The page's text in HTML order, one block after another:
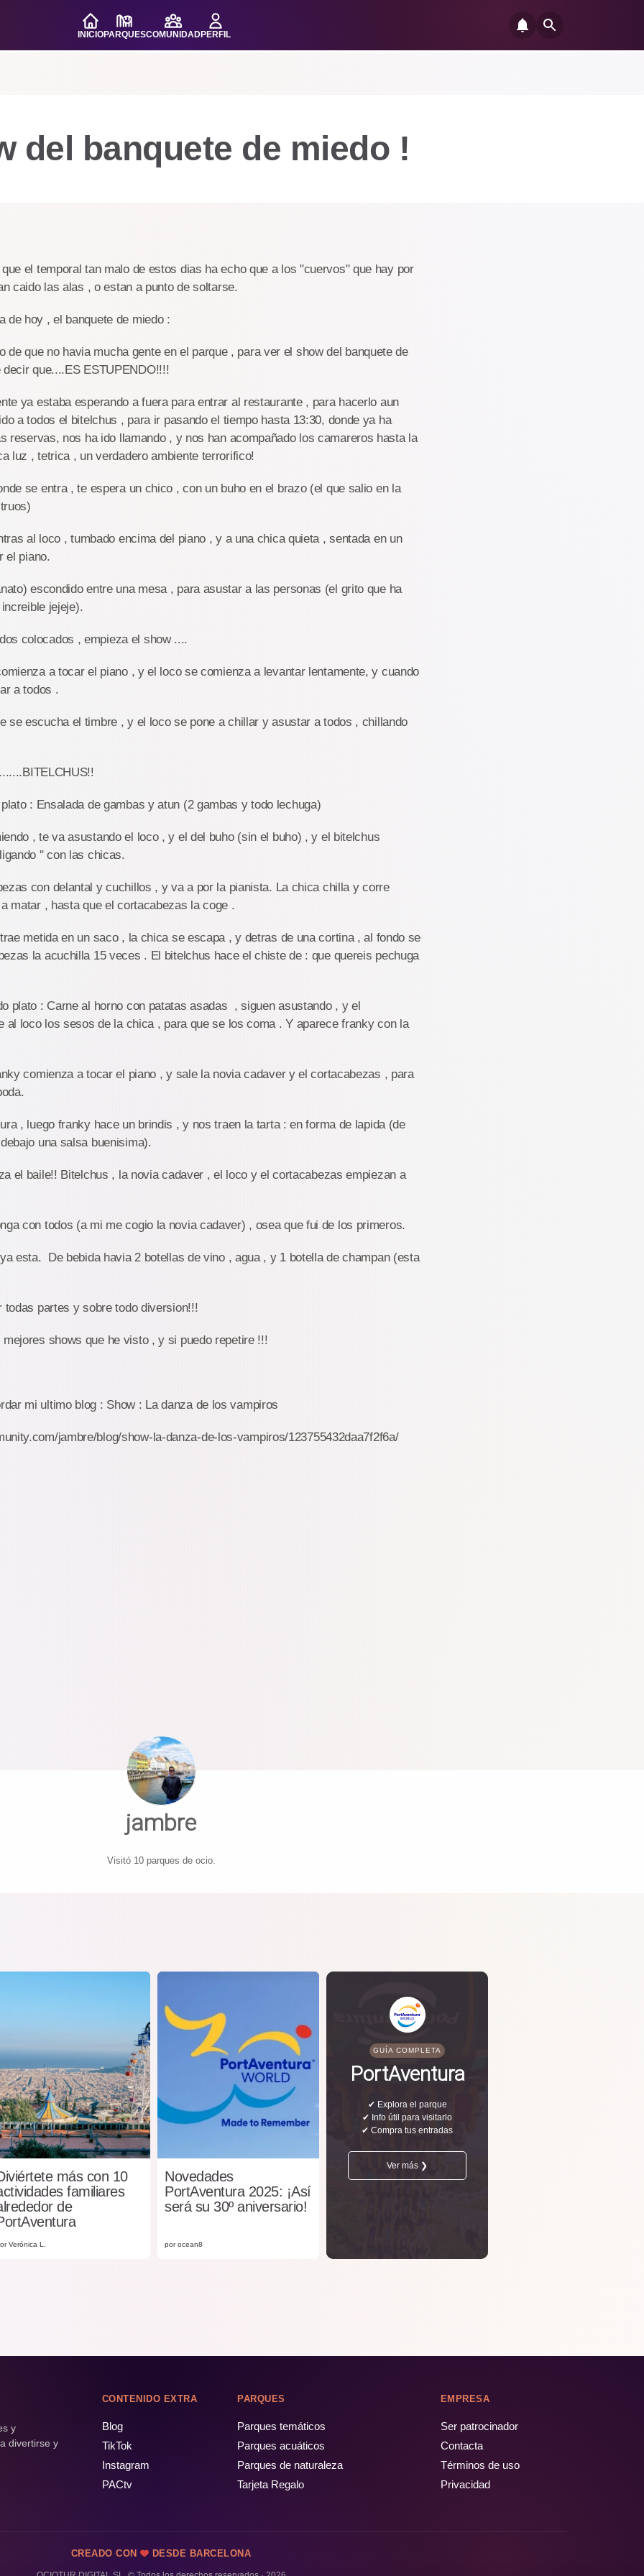
INICIOPARQUESCOMUNIDADPERFIL
del banquete de miedo !
el temporal tan malo de estos dias ha echo que a los "cuervos" que hay por
caido las alas , o estan a punto de soltarse.
de hoy , el banquete de miedo :
de que no havia mucha gente en el parque , para ver el show del banquete de
que....ES ESTUPENDO!!!!
ya estaba esperando a fuera para entrar al restaurante , para hacerlo aun
a todos el bitelchus , para ir pasando el tiempo hasta 13:30, donde ya ha
reservas, nos ha ido llamando , y nos han acompañado los camareros hasta la
luz , tetrica , un verdadero ambiente terrorifico!
se entra , te espera un chico , con un buho en el brazo (el que salio en la
al loco , tumbado encima del piano , y a una chica quieta , sentada en un
el piano.
escondido entre una mesa , para asustar a las personas (el grito que ha
jejeje).
colocados , empieza el show ....
a tocar el piano , y el loco se comienza a levantar lentamente, y cuando
a todos .
se escucha el timbre , y el loco se pone a chillar y asustar a todos , chillando
: Ensalada de gambas y atun (2 gambas y todo lechuga)
, te va asustando el loco , y el del buho (sin el buho) , y el bitelchus
" con las chicas.
con delantal y cuchillos , y va a por la pianista. La chica chilla y corre
matar , hasta que el cortacabezas la coge .
metida en un saco , la chica se escapa , y detras de una cortina , al fondo se
la acuchilla 15 veces . El bitelchus hace el chiste de : que quereis pechuga
plato : Carne al horno con patatas asadas , siguen asustando , y el
al loco los sesos de la chica , para que se los coma . Y aparece franky con la
comienza a tocar el piano , y sale la novia cadaver y el cortacabezas , para
, luego franky hace un brindis , y nos traen la tarta : en forma de lapida (de
una salsa buenisima).
el baile!! Bitelchus , la novia cadaver , el loco y el cortacabezas empiezan a
con todos (a mi me cogio la novia cadaver) , osea que fui de los primeros.
esta. De bebida havia 2 botellas de vino , agua , y 1 botella de champan (esta
partes y sobre todo diversion!!!
mejores shows que he visto , y si puedo repetire !!!
mi ultimo blog : Show : La danza de los vampiros
jambre/blog/show-la-danza-de-los-vampiros/123755432daa7f2f6a/
jambre
Visitó 10 parques de ocio.
más con 10
familiares
de
Verónica L.
Novedades
PortAventura 2025: ¡Así
será su 30º aniversario!
por ocean8
GUÍA COMPLETA
PortAventura
✔ Explora el parque
✔ Info útil para visitarlo
✔ Compra tus entradas
Ver más ❯
y
divertirse y
CONTENIDO EXTRA
Blog
TikTok
Instagram
PACtv
PARQUES
Parques temáticos
Parques acuáticos
Parques de naturaleza
Tarjeta Regalo
EMPRESA
Ser patrocinador
Contacta
Términos de uso
Privacidad
CREADO CON DESDE BARCELONA